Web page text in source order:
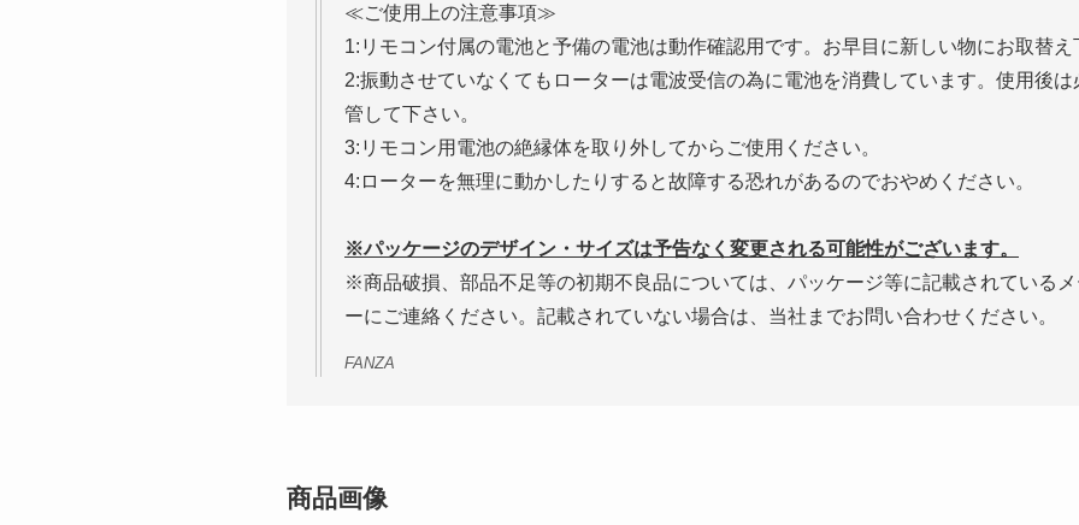
≪ご使用上の注意事項≫
1:リモコン付属の電池と予備の電池は動作確認用です。お早目に新しい物にお取替え
2:振動させていなくてもローターは電波受信の為に電池を消費しています。使用後
管して下さい。
3:リモコン用電池の絶縁体を取り外してからご使用ください。
4:ローターを無理に動かしたりすると故障する恐れがあるのでおやめください。
※パッケージのデザイン・サイズは予告なく変更される可能性がございます。
※商品破損、部品不足等の初期不良品については、パッケージ等に記載されている
ーにご連絡ください。記載されていない場合は、当社までお問い合わせください。
FANZA
商品画像